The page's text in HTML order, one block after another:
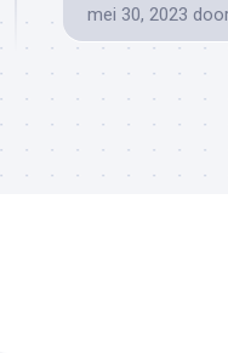
mei 30, 2023